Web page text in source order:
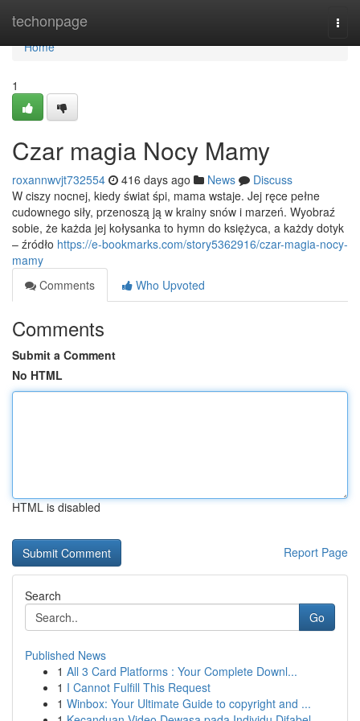
techonpage
Home
Home
1
Czar magia Nocy Mamy
roxannwvjt732554 416 days ago News
Discuss
W ciszy nocnej, kiedy świat śpi, mama wstaje. Jej ręce pełne
cudownego siły, przenoszą ją w krainy snów i marzeń. Wyobraź
sobie, że każda jej kołysanka to hymn do księżyca, a każdy dotyk
– źródło https://e-bookmarks.com/story5362916/czar-magia-nocy-
mamy
Comments
Who Upvoted
Comments
Submit a Comment
No HTML
HTML is disabled
Report Page
Search
Go
Published News
1 All 3 Card Platforms : Your Complete Downl...
1 I Cannot Fulfill This Request
1 Winbox: Your Ultimate Guide to copyright and ...